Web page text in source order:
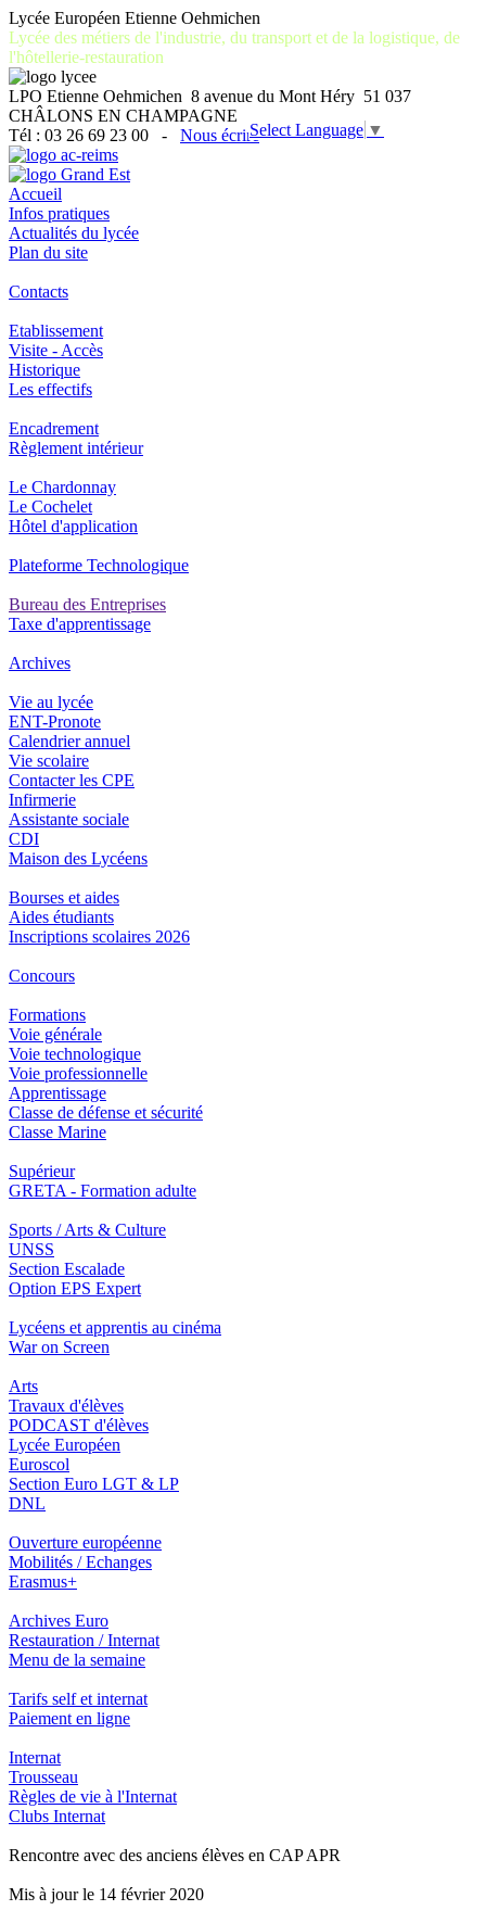
Select Language ▼
Lycée Européen Etienne Oehmichen
Lycée des métiers de l'industrie, du transport et de la logistique, de
l'hôtellerie-restauration
LPO Etienne Oehmichen 8 avenue du Mont Héry 51 037
CHÂLONS EN CHAMPAGNE
Tél : 03 26 69 23 00 - Nous écrire
Accueil
Infos pratiques
Actualités du lycée
Plan du site
Contacts
Etablissement
Visite - Accès
Historique
Les effectifs
Encadrement
Règlement intérieur
Le Chardonnay
Le Cochelet
Hôtel d'application
Plateforme Technologique
Bureau des Entreprises
Taxe d'apprentissage
Archives
Vie au lycée
ENT-Pronote
Calendrier annuel
Vie scolaire
Contacter les CPE
Infirmerie
Assistante sociale
CDI
Maison des Lycéens
Bourses et aides
Aides étudiants
Inscriptions scolaires 2026
Concours
Formations
Voie générale
Voie technologique
Voie professionnelle
Apprentissage
Classe de défense et sécurité
Classe Marine
Supérieur
GRETA - Formation adulte
Sports / Arts & Culture
UNSS
Section Escalade
Option EPS Expert
Lycéens et apprentis au cinéma
War on Screen
Arts
Travaux d'élèves
PODCAST d'élèves
Lycée Européen
Euroscol
Section Euro LGT & LP
DNL
Ouverture européenne
Mobilités / Echanges
Erasmus+
Archives Euro
Restauration / Internat
Menu de la semaine
Tarifs self et internat
Paiement en ligne
Internat
Trousseau
Règles de vie à l'Internat
Clubs Internat
Rencontre avec des anciens élèves en CAP APR
Mis à jour le 14 février 2020